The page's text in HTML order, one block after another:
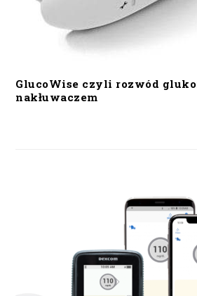
GlucoWise czyli rozwód
nakłuwaczem